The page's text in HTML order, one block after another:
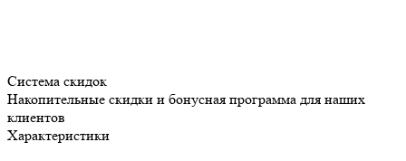
Система скидок
Накопительные скидки и бонусная программа для наших
клиентов
Характеристики